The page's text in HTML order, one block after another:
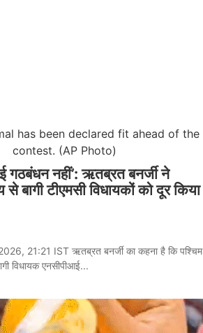
गठबंधन नहीं’: ऋतब्रत बनर्जी ने
बागी टीएमसी विधायकों को दूर किया |
21:21 IST ऋतब्रत बनर्जी का कहना है कि पश्चिम
विधायक एनसीपीआई...